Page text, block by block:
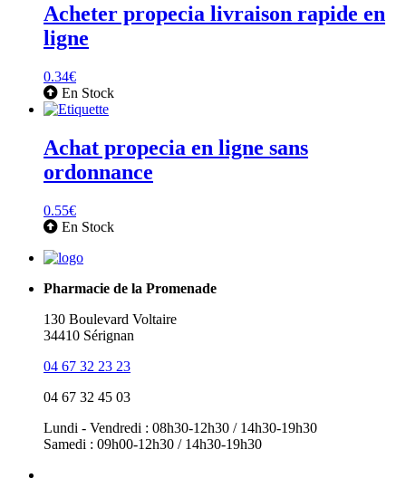
Acheter propecia livraison rapide en
ligne
0.34€
En Stock
Achat propecia en ligne sans
ordonnance
0.55€
En Stock
Pharmacie de la Promenade
130 Boulevard Voltaire
34410 Sérignan
04 67 32 23 23
04 67 32 45 03
Lundi - Vendredi : 08h30-12h30 / 14h30-19h30
Samedi : 09h00-12h30 / 14h30-19h30